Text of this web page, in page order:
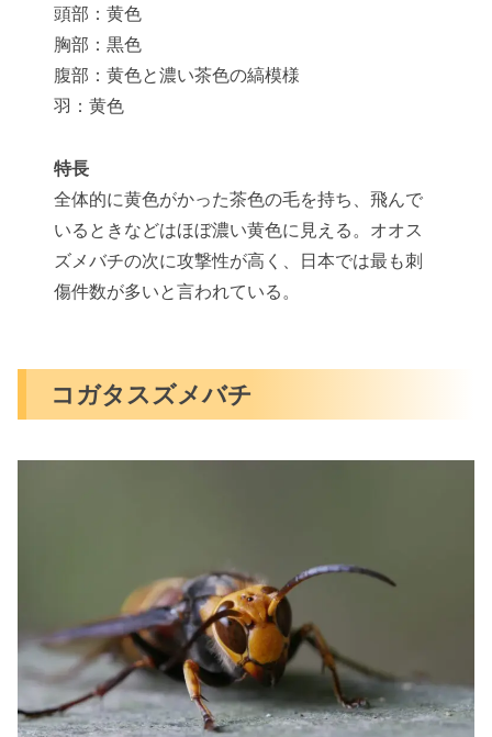
頭部：黄色
胸部：黒色
腹部：黄色と濃い茶色の縞模様
羽：黄色
特長
全体的に黄色がかった茶色の毛を持ち、飛んで
いるときなどはほぼ濃い黄色に見える。オオス
ズメバチの次に攻撃性が高く、日本では最も刺
傷件数が多いと言われている。
コガタスズメバチ